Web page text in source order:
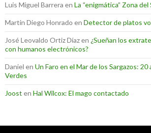
Luis Miguel Barrera en La “enigmática” Zona del
Martin Diego Honrado en Detector de platos
José Leovaldo Ortiz Díazen ¿Sueñan los
con humanos electrónicos?
Daniel en Un Faro en el Mar de los Sargazos:
Verdes
Joost en Hal Wilcox: El mago contactado